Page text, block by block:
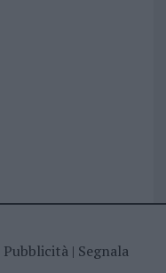
Pubblicità| Segnala